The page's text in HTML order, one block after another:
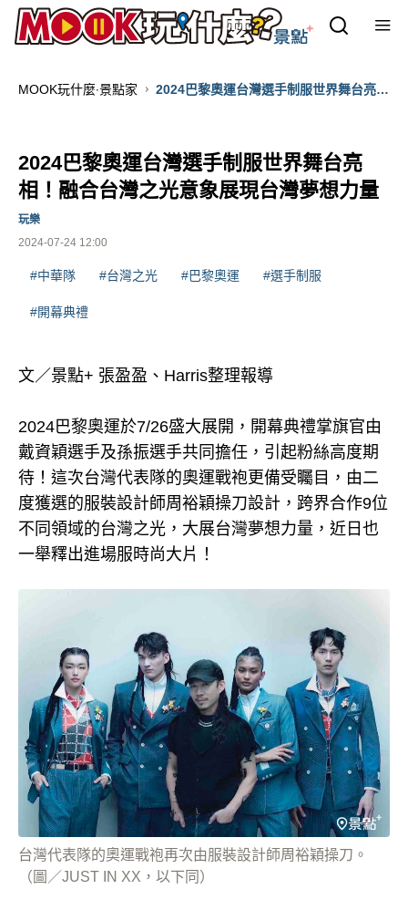
MOOK玩什麼‧景點家
2024巴黎奧運台灣選手制服世界舞台亮
2024巴黎奧運台灣選手制服世界舞台亮
相！融合台灣之光意象展現台灣夢想力量
2024-07-24 12:00
玩樂
#中華隊 #台灣之光 #巴黎奧運 #選手制服
#開幕典禮
文／景點+ 張盈盈、Harris整理報導
2024巴黎奧運於7/26盛大展開，開幕典禮掌旗官由
戴資穎選手及孫振選手共同擔任，引起粉絲高度期
待！這次台灣代表隊的奧運戰袍更備受矚目，由二
度獲選的服裝設計師周裕穎操刀設計，跨界合作9位
不同領域的台灣之光，大展台灣夢想力量，近日也
一舉釋出進場服時尚大片！
台灣代表隊的奧運戰袍再次由服裝設計師周裕穎操刀。
（圖／JUST IN XX，以下同）